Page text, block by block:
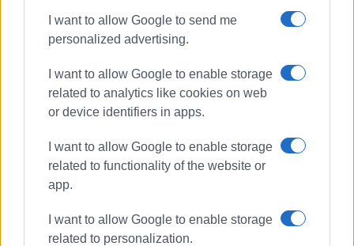
I want to allow Google to send me
personalized advertising.
I want to allow Google to enable storage
related to analytics like cookies on web
or device identifiers in apps.
I want to allow Google to enable storage
related to functionality of the website or
app.
I want to allow Google to enable storage
related to personalization.
ΣΧΕΤΙΚA AΡΘΡΑ